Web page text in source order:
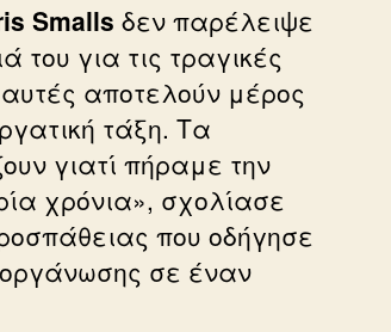
Smalls δεν παρέλειψε
για τις τραγικές
αποτελούν μέρος
τάξη. Τα
γιατί πήραμε την
χρόνια», σχολίασε
που οδήγησε
οργάνωσης σε έναν